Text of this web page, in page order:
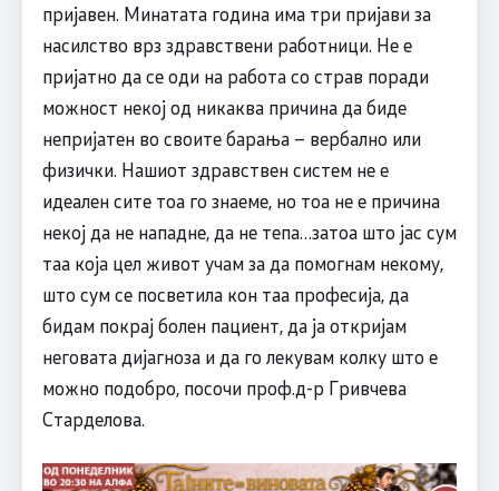
пријавен. Минатата година има три пријави за
насилство врз здравствени работници. Не е
пријатно да се оди на работа со страв поради
можност некој од никаква причина да биде
непријатен во своите барања – вербално или
физички. Нашиот здравствен систем не е
идеален сите тоа го знаеме, но тоа не е причина
некој да не нападне, да не тепа…затоа што јас сум
таа која цел живот учам за да помогнам некому,
што сум се посветила кон таа професија, да
бидам покрај болен пациент, да ја откријам
неговата дијагноза и да го лекувам колку што е
можно подобро, посочи проф.д-р Гривчева
Старделова.